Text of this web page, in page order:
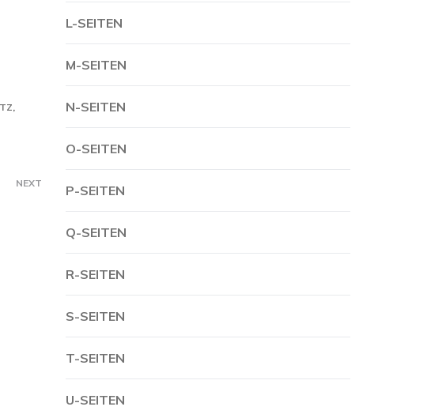
NEXT
L-SEITEN
M-SEITEN
N-SEITEN
O-SEITEN
P-SEITEN
Q-SEITEN
R-SEITEN
S-SEITEN
T-SEITEN
U-SEITEN